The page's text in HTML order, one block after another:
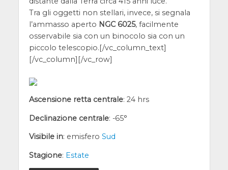
Tra gli oggetti non stellari, invece, si segnala
l’ammasso aperto NGC 6025, facilmente
osservabile sia con un binocolo sia con un
piccolo telescopio.[/vc_column_text]
[/vc_column][/vc_row]
Ascensione retta centrale: 24 hrs
Declinazione centrale: -65°
Visibile in: emisfero Sud
Stagione: Estate